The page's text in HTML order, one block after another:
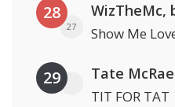
28
27
WizTheMc,
Show Me
29 Tate McRae
TIT FOR TAT